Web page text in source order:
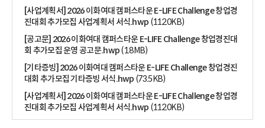
[사업계획서] 2026 이화여대 캠퍼스타운 E-LIFE Challenge 창업경
진대회 추가모집 사업계획서 서식.hwp (112.0KB)
[공고문] 2026 이화여대 캠퍼스타운 E-LIFE Challenge 창업경진대
회 추가모집 운영 공고문.hwp(1.8MB)
[기타증빙] 2026 이화여대 캠퍼스타운 E-LIFE Challenge 창업경진
대회 추가모집 기타증빙 서식.hwp (73.5KB)
[사업계획서] 2026 이화여대 캠퍼스타운 E-LIFE Challenge 창업경
진대회 추가모집 사업계획서 서식.hwp (112.0KB)